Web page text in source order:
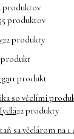
produktov
5 produktov
22 produkty
produkt
11 produkt
so včelími
22 produkty
sa včelárom na 1